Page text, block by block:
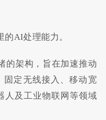
AI处理能力。
的架构，旨在加速推动
固定无线接入、移动宽
人及工业物联网等领域